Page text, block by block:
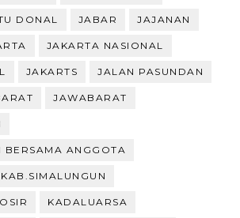
DONAL JABAR JAJANAN
JAKARTA NASIONAL
JAKARTS JALAN PASUNDAN
JAWABARAT
ANGGOTA
KAB.SIMALUNGUN
KADALUARSA